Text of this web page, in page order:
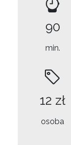
90
min.
12 zł
osoba